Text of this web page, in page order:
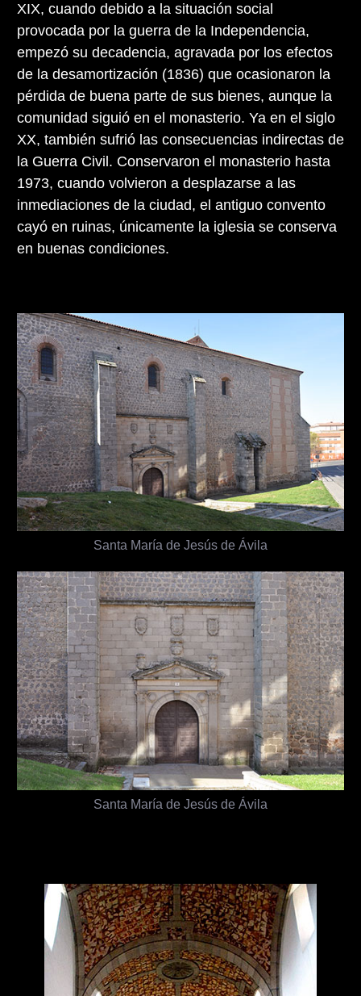
XIX, cuando debido a la situación social
provocada por la guerra de la Independencia,
empezó su decadencia, agravada por los efectos
de la desamortización (1836) que ocasionaron la
pérdida de buena parte de sus bienes, aunque la
comunidad siguió en el monasterio. Ya en el siglo
XX, también sufrió las consecuencias indirectas de
la Guerra Civil. Conservaron el monasterio hasta
1973, cuando volvieron a desplazarse a las
inmediaciones de la ciudad, el antiguo convento
cayó en ruinas, únicamente la iglesia se conserva
en buenas condiciones.
Santa María de Jesús de Ávila
Santa María de Jesús de Ávila